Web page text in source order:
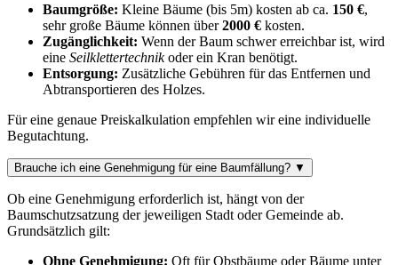
Baumgröße: Kleine Bäume (bis 5m) kosten ab ca. 150 €,
sehr große Bäume können über2000 € kosten.
Zugänglichkeit: Wenn der Baum schwer erreichbar ist, wird
eine Seilklettertechnikoder ein Kran benötigt.
Entsorgung: Zusätzliche Gebühren für das Entfernen und
Abtransportieren des Holzes.
Für eine genaue Preiskalkulation empfehlen wir eine individuelle
Begutachtung.
Brauche ich eine Genehmigung für eine Baumfällung? ▼
Ob eine Genehmigung erforderlich ist, hängt von der
Baumschutzsatzung der jeweiligen Stadt oder Gemeinde ab.
Grundsätzlich gilt:
Ohne Genehmigung: Oft für Obstbäume oder Bäume unter